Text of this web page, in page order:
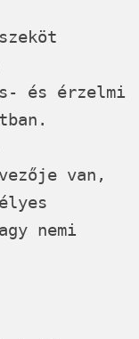
és érzelmi
van,
nemi